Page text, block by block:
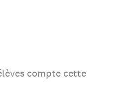
compte cette